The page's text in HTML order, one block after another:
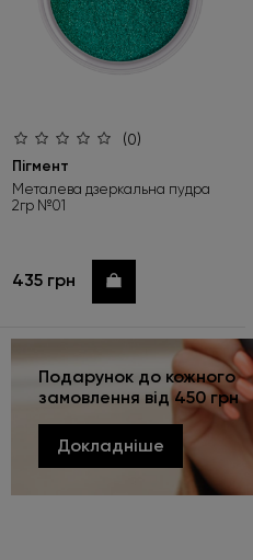
(0)
Пігмент
Металева дзеркальна пудра
2гр №01
435 грн Купити
Подарунок до кожного
замовлення від 450 грн
Докладніше